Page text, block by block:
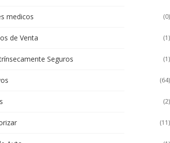
medicos (0)
de Venta (1)
Seguros (1)
(64)
(2)
(11)